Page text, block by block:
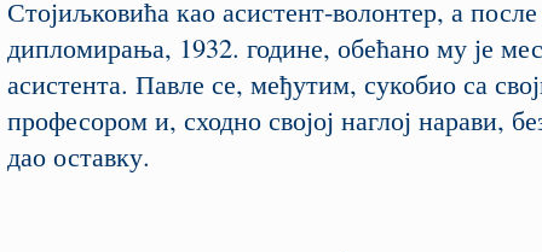
Стојиљковића као асистент-волонтер, а после
дипломирања, 1932. године, обећано му је
асистента. Павле се, међутим, сукобио са
професором и, сходно својој наглој нарави,
дао оставку.